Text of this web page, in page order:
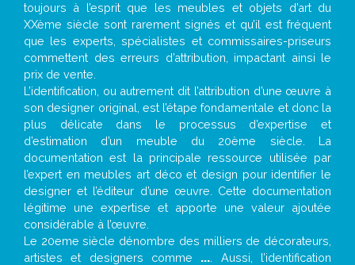
toujours à l’esprit que les meubles et objets d’art du
XXème siècle sont rarement signés et qu’il est fréquent
que les experts, spécialistes et commissaires-priseurs
commettent des erreurs d’attribution, impactant ainsi le
prix de vente.
L’identification, ou autrement dit l’attribution d’une œuvre à
son designer original, est l’étape fondamentale et donc la
plus délicate dans le processus d’expertise et
d’estimation d’un meuble du 20ème siècle. La
documentation est la principale ressource utilisée par
l’expert en meubles art déco et design pour identifier le
designer et l’éditeur d’une œuvre. Cette documentation
légitime une expertise et apporte une valeur ajoutée
considérable à l’œuvre.
Le 20eme siècle dénombre des milliers de décorateurs,
artistes et designers comme ... . Aussi, l’identification